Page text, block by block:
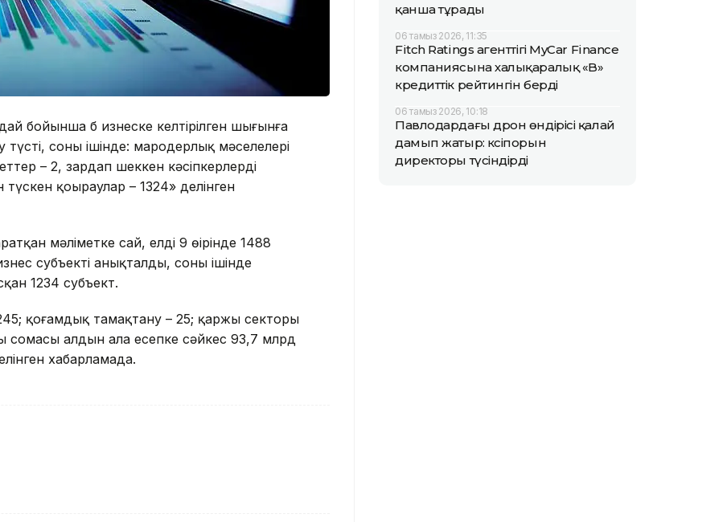
бойынша б изнеске келтірілген шығынға
соның ішінде: мародерлық мәселелері
– 2, зардап шеккен кәсіпкерлерді
қоңыраулар – 1324» делінген
мәліметке сай, елдің 9 өңірінде 1488
субъекті анықталды, соның ішінде
1234 субъект.
қоғамдық тамақтану – 25; қаржы секторы
сомасы алдын ала есепке сәйкес 93,7 млрд
хабарламада.
қанша тұрады
06 тамыз 2026, 11:35
Fitch Ratings агенттігі MyCar Finance
компаниясына халықаралық «B»
кредиттік рейтингін берді
06 тамыз 2026, 10:18
Павлодардағы дрон өндірісі қалай
дамып жатыр: кәсіпорын
директоры түсіндірді